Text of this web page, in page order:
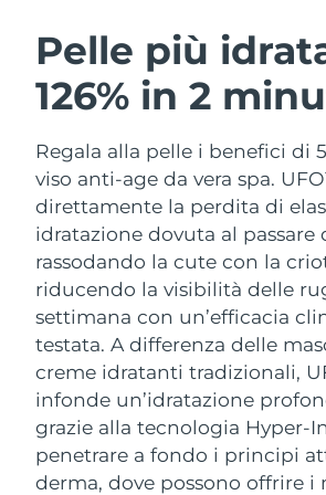
Pelle più
126% in 2
Regala alla pelle i benefici di
viso anti-age da vera spa.
direttamente la perdita di
idratazione dovuta al passare
rassodando la cute con la
riducendo la visibilità delle
settimana con un’efficacia
testata. A differenza delle
creme idratanti tradizionali,
infonde un’idratazione
grazie alla tecnologia Hyper-
penetrare a fondo i principi
derma, dove possono offrire i
LUNA™ 4
Anti-aging massage
LUNA™ 4 Plus
Massage, LED heating
LUNA™ 4 Men
For men, anti-aging
BEAR™ 2
Microcurrent toning
BEAR™ 2 go
Microcurrent toning
BEAR™ 2 eyes &
Microcurrent line
Idratazione
UFO™ 3
Deep facial hydration
UFO™ 3 LED
Near-infrared and red
device
Igiene
issa™ 4
Hybrid silicone sonic
issa™ 4 plus
Smart hybrid silicone
TRATTAMENTI ANTI-AGE
Anti-age
NEW
Austria
Bahrein
Belgio
Bermuda
Bosnia ed
Erzegovina
Brunei
Bulgaria
Canada
Cile